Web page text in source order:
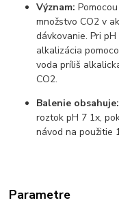
Význam:
množstvo CO2 v
dávkovanie. Pri
alkalizácia
voda príliš
CO2.
Balenie obsahuje:
roztok pH 7 1x,
návod na použitie
Parametre